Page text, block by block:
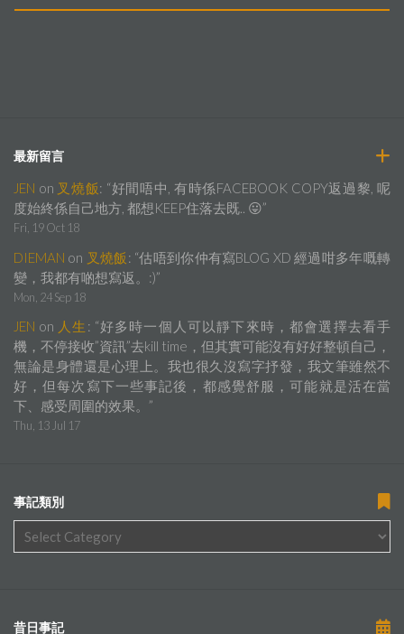
最新留言
JEN on 叉燒飯: “好間唔中, 有時係FACEBOOK COPY返過黎, 呢
度始終係自己地方, 都想KEEP住落去既.. 😛”
Fri, 19 Oct 18
DIEMAN on 叉燒飯 : “估唔到你仲有寫BLOG XD 經過咁多年嘅轉
變，我都有啲想寫返。:)”
Mon, 24 Sep 18
JEN on 人生 : “好多時一個人可以靜下來時，都會選擇去看手
機，不停接收”資訊”去kill time，但其實可能沒有好好整頓自己，
無論是身體還是心理上。我也很久沒寫字抒發，我文筆雖然不
好，但每次寫下一些事記後，都感覺舒服，可能就是活在當
下、感受周圍的效果。 ”
Thu, 13 Jul 17
事記類別
昔日事記